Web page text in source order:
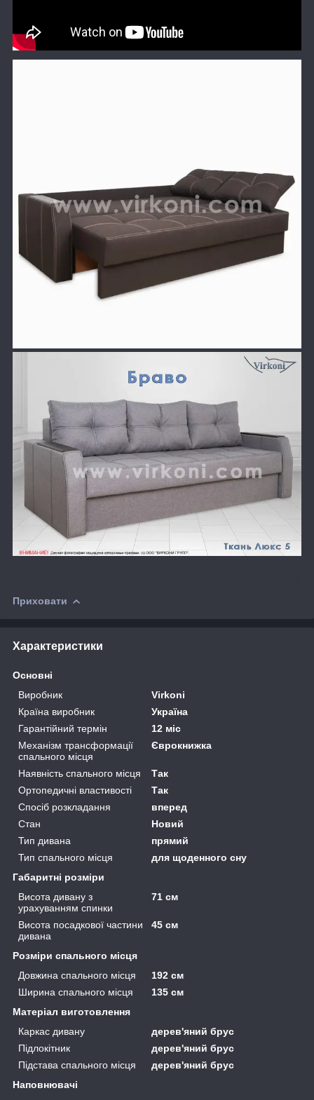
Приховати
Характеристики
Основні
Виробник
Virkoni
Країна виробник
Україна
Гарантійний термін
12 міс
Механізм трансформації
спального місця
Єврокнижка
Наявність спального місця
Так
Ортопедичні властивості
Так
Спосіб розкладання
вперед
Стан
Новий
Тип дивана
прямий
Тип спального місця
для щоденного сну
Габаритні розміри
Висота дивану з
урахуванням спинки
71 см
Висота посадкової частини
дивана
45 см
Розміри спального місця
Довжина спального місця
192 см
Ширина спального місця
135 см
Матеріал виготовлення
Каркас дивану
дерев'яний брус
Підлокітник
дерев'яний брус
Підстава спального місця
дерев'яний брус
Наповнювачі